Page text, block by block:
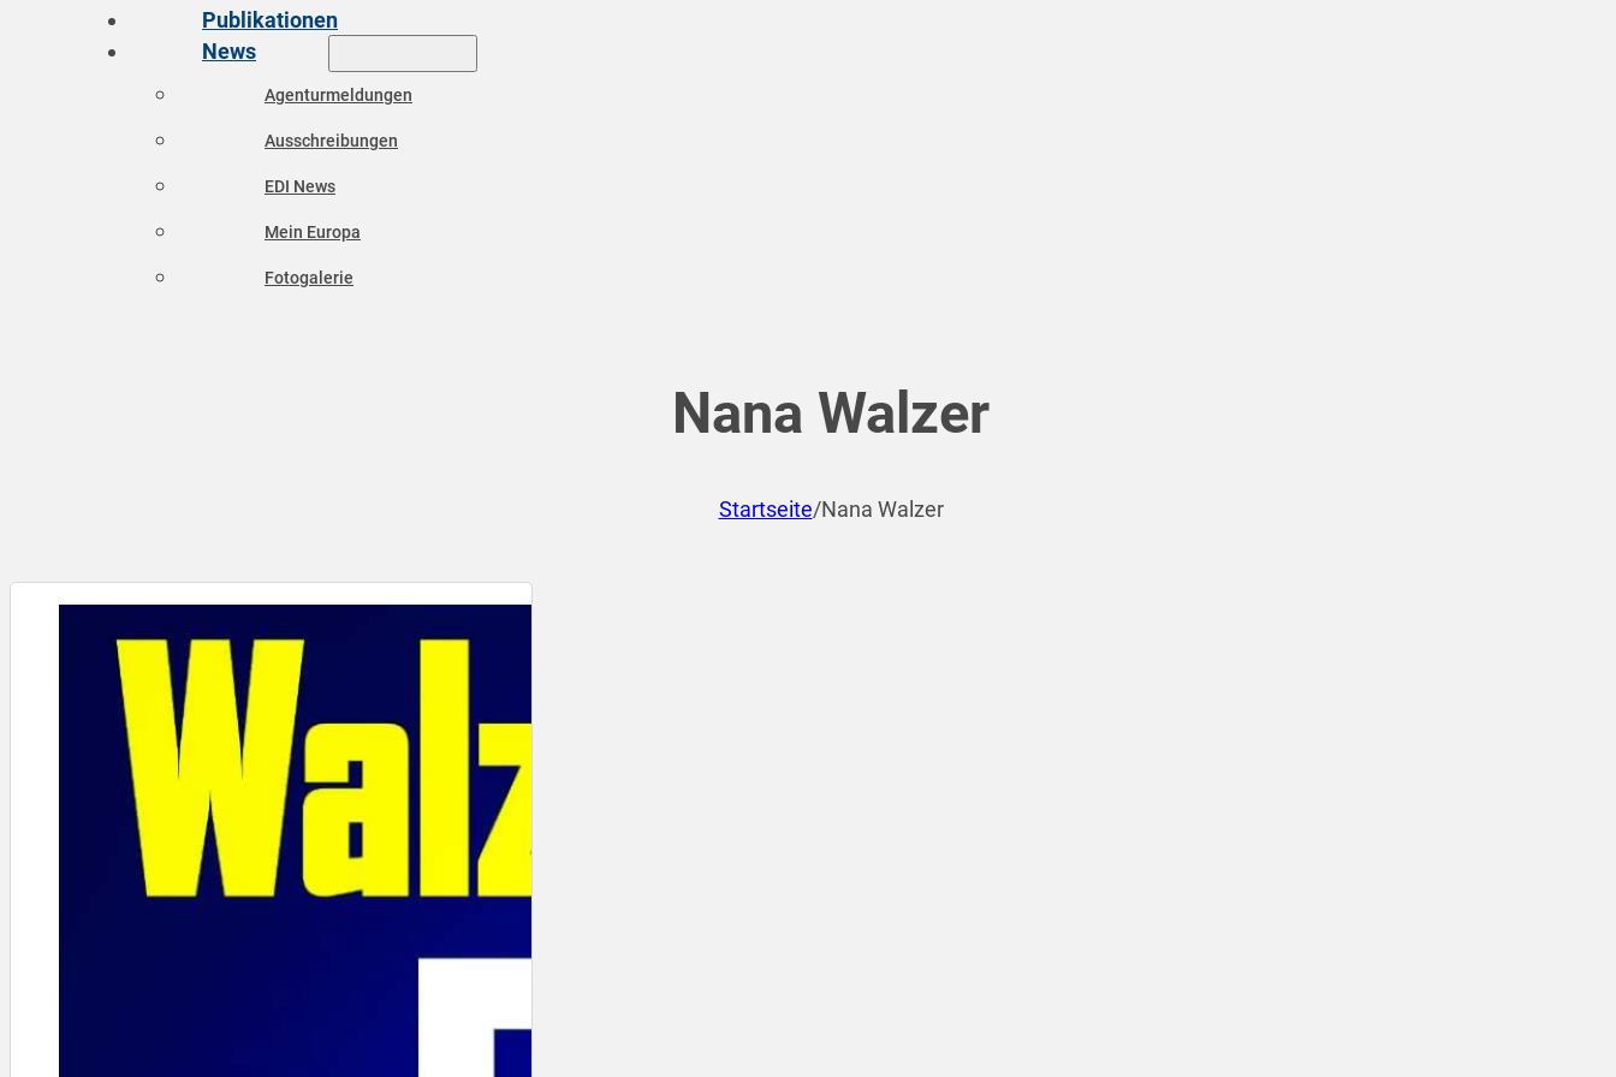
Publikationen
News
Agenturmeldungen
Ausschreibungen
EDI News
Mein Europa
Fotogalerie
Nana Walzer
Startseite/Nana Walzer